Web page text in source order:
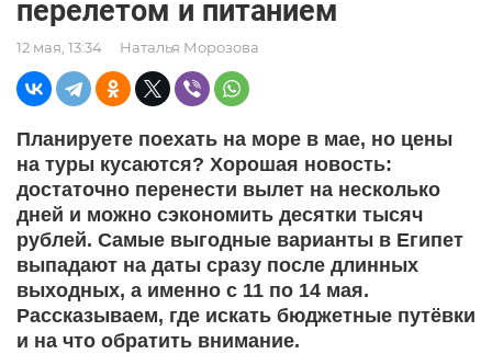
перелетом и питанием
12 мая, 13:34 Наталья Морозова
Планируете поехать на море в мае, но цены
на туры кусаются? Хорошая новость:
достаточно перенести вылет на несколько
дней и можно сэкономить десятки тысяч
рублей. Самые выгодные варианты в Египет
выпадают на даты сразу после длинных
выходных, а именно с 11 по 14 мая.
Рассказываем, где искать бюджетные путёвки
и на что обратить внимание.